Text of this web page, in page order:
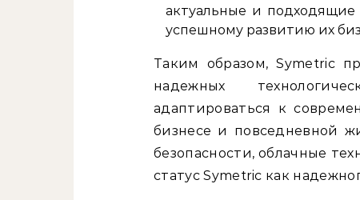
актуальные и
успешному развитию их
Таким образом, Symetric
надежных
адаптироваться к
бизнесе и повседневной
безопасности, облачные
статус Symetric как